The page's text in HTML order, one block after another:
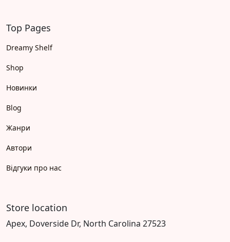
Top Pages
Dreamy Shelf
Shop
Новинки
Blog
Жанри
Автори
Відгуки про нас
Store location
Apex, Doverside Dr, North Carolina 27523